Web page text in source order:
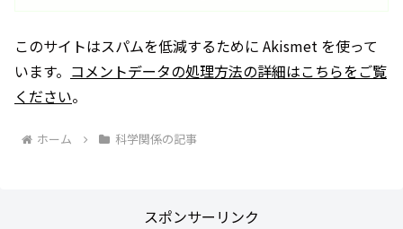
このサイトはスパムを低減するために Akismet を使って
います。 コメントデータの処理方法の詳細はこちらをご覧
ください。
ホーム 科学関係の記事
スポンサーリンク